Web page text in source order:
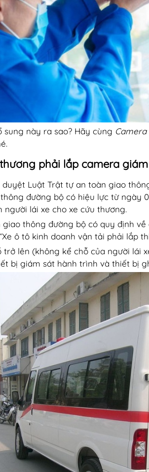
này ra sao? Hãy cùng Camera
phải lắp camera
Luật Trật tự an toàn giao
đường bộ có hiệu lực từ ngày
người lái xe cho xe cứu thương.
giao thông đường bộ có quy định
ô tô kinh doanh vận tải phải lắp
lên (không kể chỗ của người lái
bị giám sát hành trình và thiết bị